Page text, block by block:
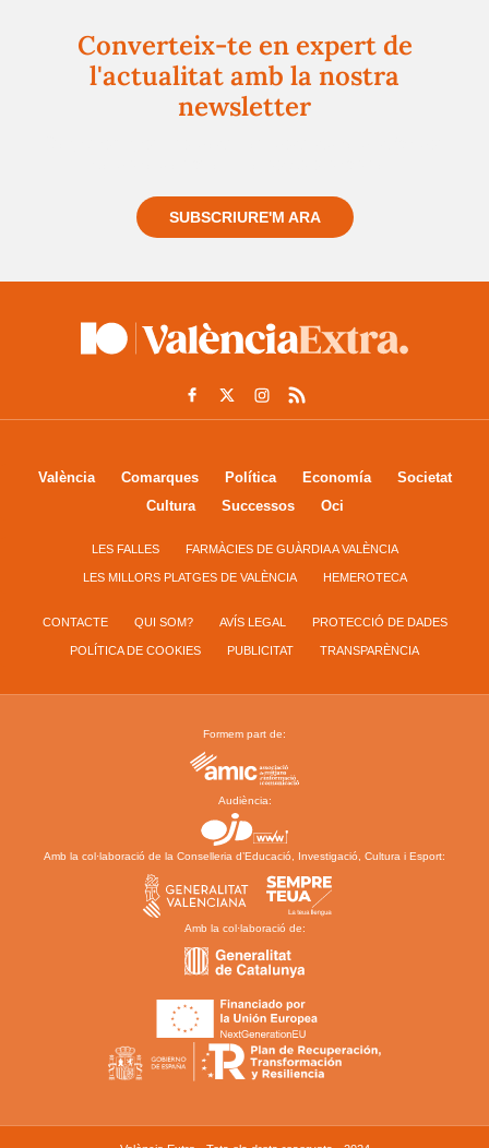
Converteix-te en expert de
l'actualitat amb la nostra
newsletter
SUBSCRIURE'M ARA
València Comarques Política Economía
Societat
Cultura
Successos Oci
LES FALLES FARMÀCIES DE GUÀRDIA A VALÈNCIA
LES MILLORS PLATGES DE VALÈNCIA HEMEROTECA
CONTACTE QUI SOM? AVÍS LEGAL PROTECCIÓ DE DADES
POLÍTICA DE COOKIES PUBLICITAT TRANSPARÈNCIA
Formem part de:
Audiència:
Amb la col·laboració de la Conselleria d’Educació, Investigació, Cultura i Esport:
Amb la col·laboració de: